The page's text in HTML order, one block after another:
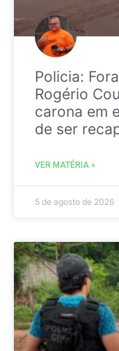
Policia:
Rogério
carona em
de ser
VER MATÉRIA »
5 de agosto de 2026